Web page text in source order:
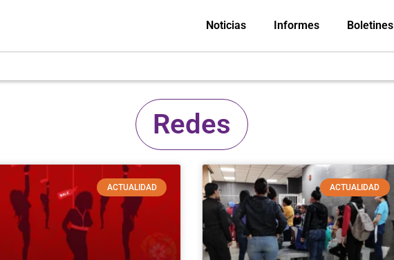
Noticias Informes Boletines
Redes
ACTUALIDAD ACTUALIDAD